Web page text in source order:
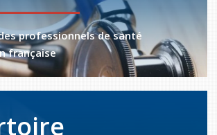
professionnels de santé
française